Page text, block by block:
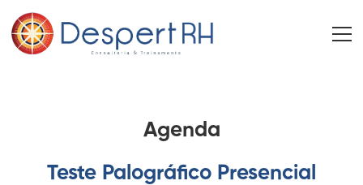
Agenda
Teste Palográfico Presencial